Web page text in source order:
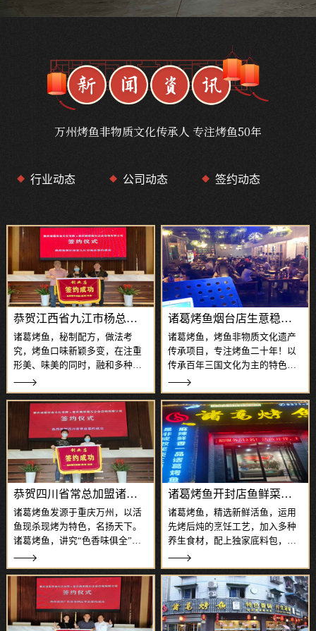
万州烤鱼非物质文化传承人 专注烤鱼50年
◆ 行业动态 ◆ 公司动态 ◆ 签约动态
恭贺江西省九江市杨总加盟诸葛烤鱼
诸葛烤鱼，秘制配方，做法考
究，烤鱼口味新颖多变，在注重
形美、味美的同时，融和多种技
术，兼顾膳食营养成分的摄入比
例，满足不同消费者对烤鱼口味
与营养的追求。诸葛烤鱼，采用
360°UFO烤炉烤制，仅需八分钟
即可快速烤出十二条色泽金黄、
外酥里嫩的烤
诸葛烤鱼烟台店生意稳定红火
诸葛烤鱼，烤鱼非物质文化遗产
传承项目，专注烤鱼二十年！以
传承百年三国文化为主的特色餐
饮，主打特色烤鱼系列，干锅、
川菜、碳烤、饮品、小吃系列为
辅。每盘烤鱼上桌，色、香、味
俱全，入口窜香，回味悠长，烤
鱼口味正宗地道，菜品精致爽
口，赢得了广大消费
恭贺四川省常总加盟诸葛烤鱼大家庭
诸葛烤鱼发源于重庆万州，以活
鱼现杀现烤为特色，名扬天下。
诸葛烤鱼，讲究“色香味俱全”，
选用新鲜活鱼，搭配数十种调味
料与中药材秘制而成的核心底
料，结合结合腌、烤、炖、涮多
种烹饪方式，衍生出香辣、麻
辣、泡椒、豆豉、酸菜等数十种
烤鱼口味，美味多样
诸葛烤鱼开封店鱼鲜菜香生意火
诸葛烤鱼，精选新鲜活鱼，运用
先烤后炖的烹饪工艺，加入多种
养生食材，配上独家底料包，美
味又特色；诸葛烤鱼，拥有二十
余种烤鱼口味，鱼肉外焦里嫩、
烧烤味浓郁但不油腻，还有数百
种经典川渝美食相辅，深受全国
各地美食爱好者的喜爱 。诸葛烤
鱼开封店，开业